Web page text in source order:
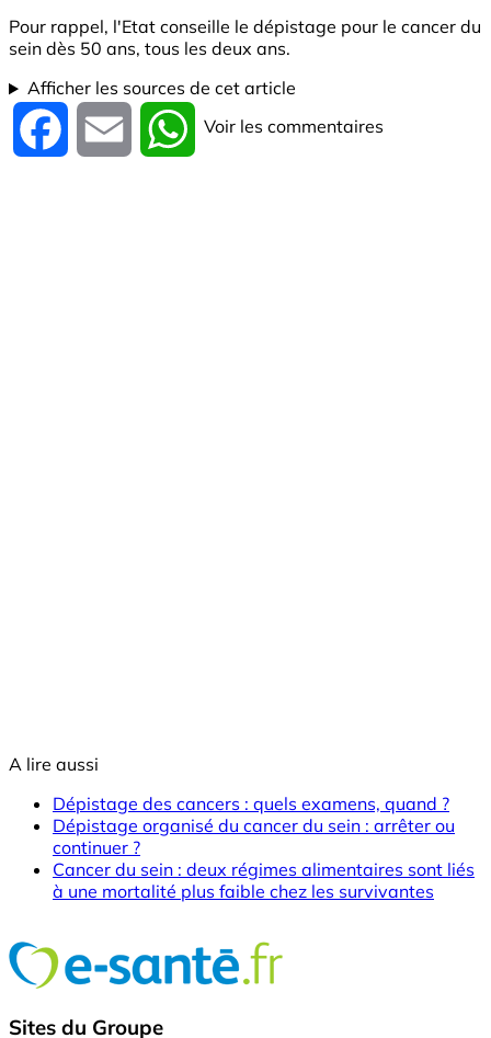
Pour rappel, l'Etat conseille le dépistage pour le cancer du
sein dès 50 ans, tous les deux ans.
Afficher les sources de cet article
Facebook Email WhatsApp
Voir les commentaires
A lire aussi
Dépistage des cancers : quels examens, quand ?
Dépistage organisé du cancer du sein : arrêter ou
continuer ?
Cancer du sein : deux régimes alimentaires sont liés
à une mortalité plus faible chez les survivantes
Sites du Groupe